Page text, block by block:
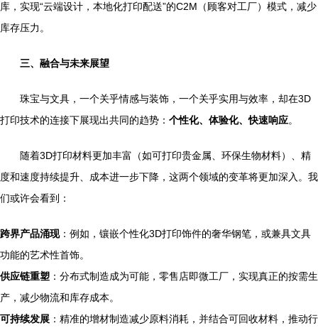
库，实现“云端设计，本地化打印配送”的C2M（顾客对工厂）模式，减少
库存压力。
三、融合与未来展望
珠宝与文具，一个关乎情感与装饰，一个关乎实用与效率，却在3D
打印技术的连接下展现出共同的趋势： 个性化、体验化、快速响应。
随着3D打印材料更加丰富（如可打印贵金属、环保生物材料）、精
度和速度持续提升、成本进一步下降，这两个领域的变革将更加深入。我
们或许会看到：
跨界产品涌现：例如，镶嵌个性化3D打印饰件的奢华钢笔，或兼具文具
功能的艺术性首饰。
供应链重塑 ：分布式制造成为可能，零售店即微工厂，实现真正的按需生
产，减少物流和库存成本。
可持续发展 ：精准的增材制造减少原料消耗，并结合可回收材料，推动行